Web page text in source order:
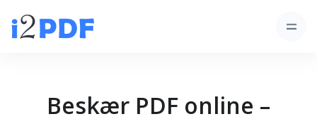
Beskær PDF online –